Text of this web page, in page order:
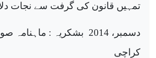
تمہیں قانون کی گرفت سے نجات
دسمبر، 2014
بشکریہ : ماہنامہ
کراچی